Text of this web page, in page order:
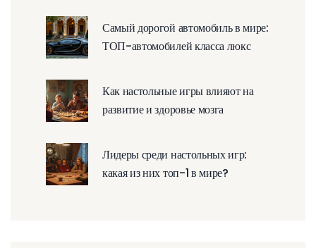
Самый дорогой автомобиль в мире:
ТОП-автомобилей класса люкс
Как настольные игры влияют на
развитие и здоровье мозга
Лидеры среди настольных игр:
какая из них топ-1 в мире?